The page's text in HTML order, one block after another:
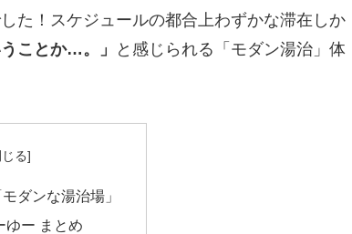
た！スケジュールの都合上わずかな滞在しか
ことか…。」
と感じられる「モダン湯治」体
ダンな湯治場」
ゆー まとめ